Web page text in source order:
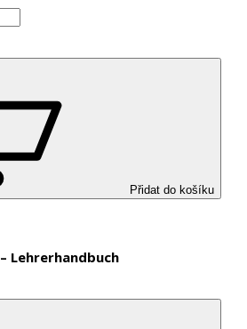
Přidat do košíku
Lehrerhandbuch